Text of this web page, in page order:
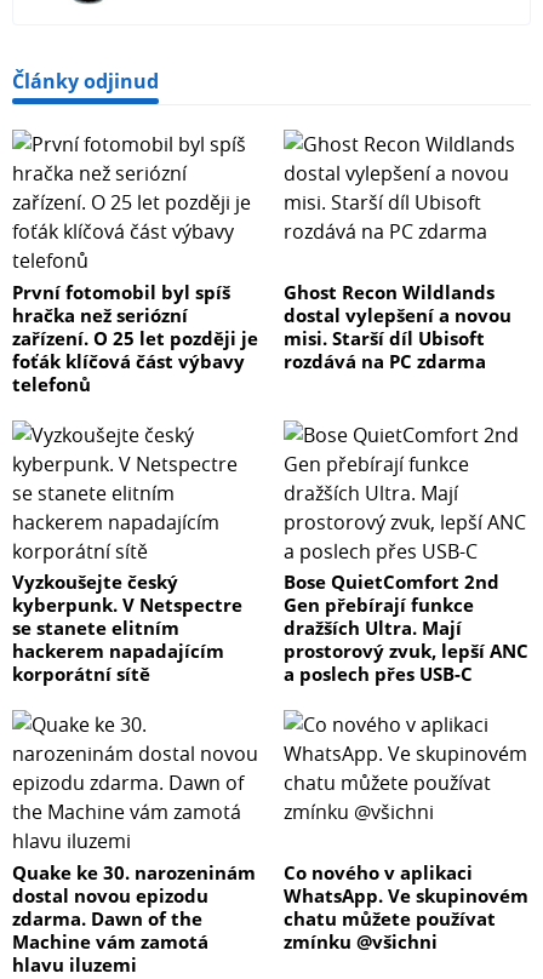
Články odjinud
První fotomobil byl spíš
hračka než seriózní
zařízení. O 25 let později je
foťák klíčová část výbavy
telefonů
Ghost Recon Wildlands
dostal vylepšení a novou
misi. Starší díl Ubisoft
rozdává na PC zdarma
Vyzkoušejte český
kyberpunk. V Netspectre
se stanete elitním
hackerem napadajícím
korporátní sítě
Bose QuietComfort 2nd
Gen přebírají funkce
dražších Ultra. Mají
prostorový zvuk, lepší ANC
a poslech přes USB-C
Quake ke 30. narozeninám
dostal novou epizodu
zdarma. Dawn of the
Machine vám zamotá
hlavu iluzemi
Co nového v aplikaci
WhatsApp. Ve skupinovém
chatu můžete používat
zmínku @všichni